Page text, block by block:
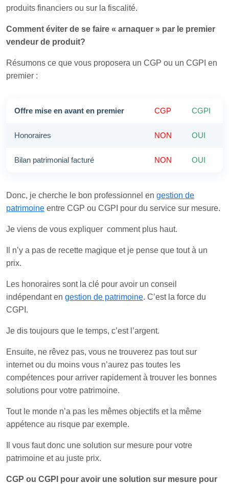
produits financiers ou sur la fiscalité.
Comment éviter de se faire « arnaquer » par le premier
vendeur de produit?
Résumons ce que vous proposera un CGP ou un CGPI en
premier :
Offre mise en avant en premier CGP CGPI
Honoraires NON OUI
Bilan patrimonial facturé NON OUI
Donc, je cherche le bon professionnel en gestion de
patrimoine entre CGP ou CGPI pour du service sur mesure.
Je viens de vous expliquer comment plus haut.
Il n’y a pas de recette magique et je pense que tout à un
prix.
Les honoraires sont la clé pour avoir un conseil
indépendant en gestion de patrimoine. C’est la force du
CGPI.
Je dis toujours que le temps, c’est l’argent.
Ensuite, ne rêvez pas, vous ne trouverez pas tout sur
internet ou du moins vous n’aurez pas toutes les
compétences pour arriver rapidement à trouver les bonnes
solutions pour votre patrimoine.
Tout le monde n’a pas les mêmes objectifs et la même
appétence au risque par exemple.
Il vous faut donc une solution sur mesure pour votre
patrimoine et au juste prix.
CGP ou CGPI pour avoir une solution sur mesure pour